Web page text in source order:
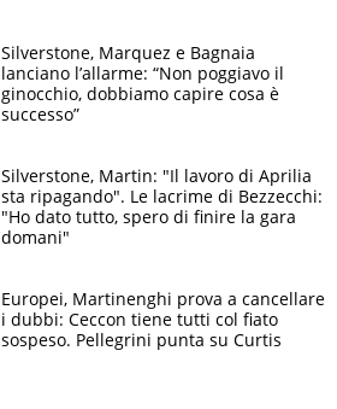
Silverstone, Marquez e Bagnaia
lanciano l’allarme: “Non poggiavo il
ginocchio, dobbiamo capire cosa è
successo”
Silverstone, Martin: "Il lavoro di Aprilia
sta ripagando". Le lacrime di Bezzecchi:
"Ho dato tutto, spero di finire la gara
domani"
Europei, Martinenghi prova a cancellare
i dubbi: Ceccon tiene tutti col fiato
sospeso. Pellegrini punta su Curtis